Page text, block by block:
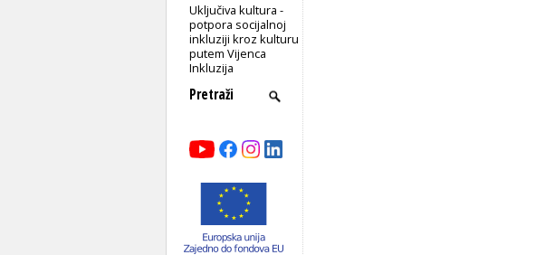
Uključiva kultura -
potpora socijalnoj
inkluziji kroz kulturu
putem Vijenca
Inkluzija